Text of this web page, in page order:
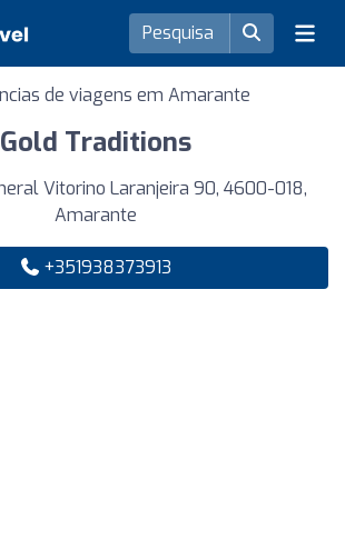
de viagens em Amarante
Gold Traditions
Vitorino Laranjeira 90, 4600-018,
Amarante
+351938373913